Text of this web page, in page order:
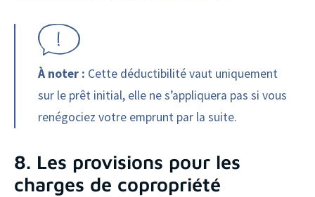
À noter : Cette déductibilité vaut uniquement
sur le prêt initial, elle ne s’appliquera pas si vous
renégociez votre emprunt par la suite.
8. Les provisions pour les
charges de copropriété